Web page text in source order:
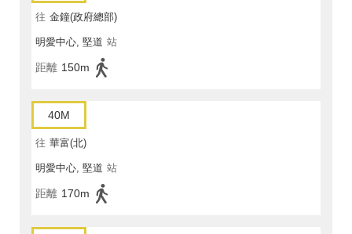
往 金鐘(政府總部)
明愛中心, 堅道 站
距離 150m
40M
往 華富(北)
明愛中心, 堅道 站
距離 170m